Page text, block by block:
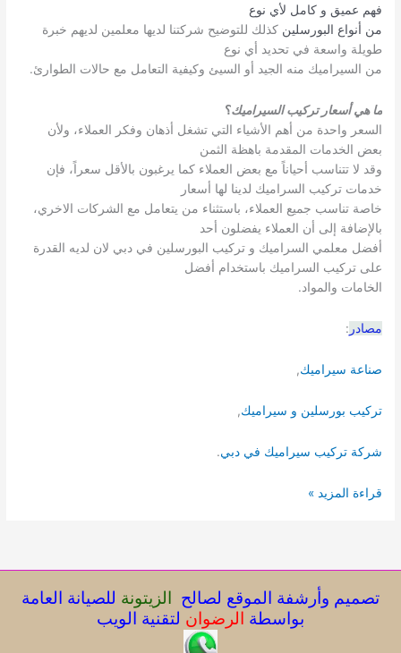
فهم عميق و كامل لأي نوع
من أنواع البورسلين كذلك للتوضيح شركتنا لديها معلمين لديهم خبرة
طويلة واسعة في تحديد أي نوع
من السيراميك منه الجيد أو السيئ وكيفية التعامل مع حالات الطوارئ.
ما هي أسعار تركيب السيراميك؟
السعر واحدة من أهم الأشياء التي تشغل أذهان وفكر العملاء، ولأن
بعض الخدمات المقدمة باهظة الثمن
وقد لا تتناسب أحياناً مع بعض العملاء كما يرغبون بالأقل سعراً، فإن
خدمات تركيب السراميك لدينا لها أسعار
خاصة تناسب جميع العملاء، باستثناء من يتعامل مع الشركات الاخري،
بالإضافة إلى أن العملاء يفضلون أحد
أفضل معلمي السراميك و تركيب البورسلين في دبي لان لديه القدرة
على تركيب السراميك باستخدام أفضل
الخامات والمواد.
مصادر :
صناعة سيراميك,
تركيب بورسلين و سيراميك,
شركة تركيب سيراميك في دبي.
تركيب
معلم
قراءة المزيد »
تصميم وأرشفة الموقع لصالح الزيتونة للصيانة العامة
بواسطة الرضوان لتقنية الويب